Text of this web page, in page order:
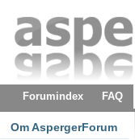
Forumindex FAQ
Om AspergerForum